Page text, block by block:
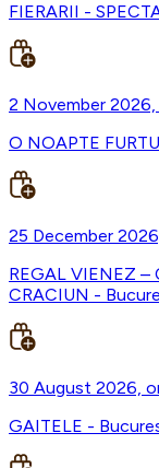
FIERARII -
2 November 2026,
O NOAPTE
25 December
REGAL VIENEZ –
CRACIUN -
30 August 2026,
GAITELE -